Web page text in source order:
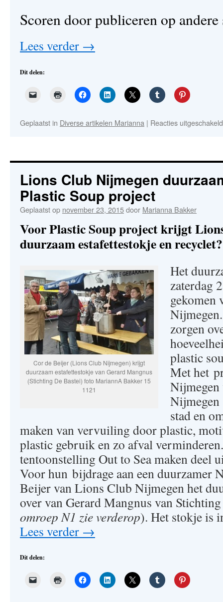
Scoren door publiceren op andere
Lees verder →
Dit delen:
Geplaatst in Diverse artikelen Marianna | Reacties uitgeschakeld
Lions Club Nijmegen
Plastic Soup project
Geplaatst op november 23, 2015door Marianna Bakker
Voor Plastic Soup project krijgt
duurzaam estafettestokje en recyclet?
Cor de Beijer (Lions Club Nijmegen) krijgt
duurzaam estafettestokje van Gerard Mangnus
(Stichting De Bastei) foto MariannA Bakker 15
1121
Het
zaterdag
gekomen
zorgen
plastic
Met het
stad en
maken van vervuiling door plastic,
plastic gebruik en zo afval
tentoonstelling Out to Sea maken deel
Voor hun bijdrage aan een duurzamer
Beijer van Lions Club Nijmegen het
over van Gerard Mangnus van
omroep N1 zie verderop). Het stokje is
Lees verder →
Dit delen: